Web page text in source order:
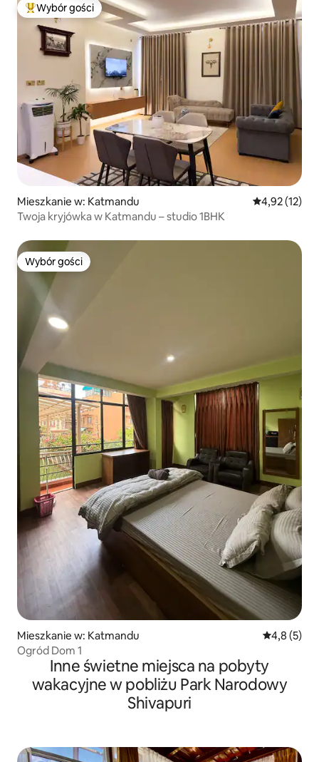
Najpopularniejsze z kategorii Wybór gości
Wybór gości
Mieszkanie w: Katmandu Średnia
4,92 (12)
Twoja kryjówka w Katmandu – studio 1BHK
Wybór gości
Wybór gości
Mieszkanie w: Katmandu Średnia
4,8 (5)
Ogród Dom 1
Inne świetne miejsca na pobyty
wakacyjne w pobliżu Park Narodowy
Shivapuri